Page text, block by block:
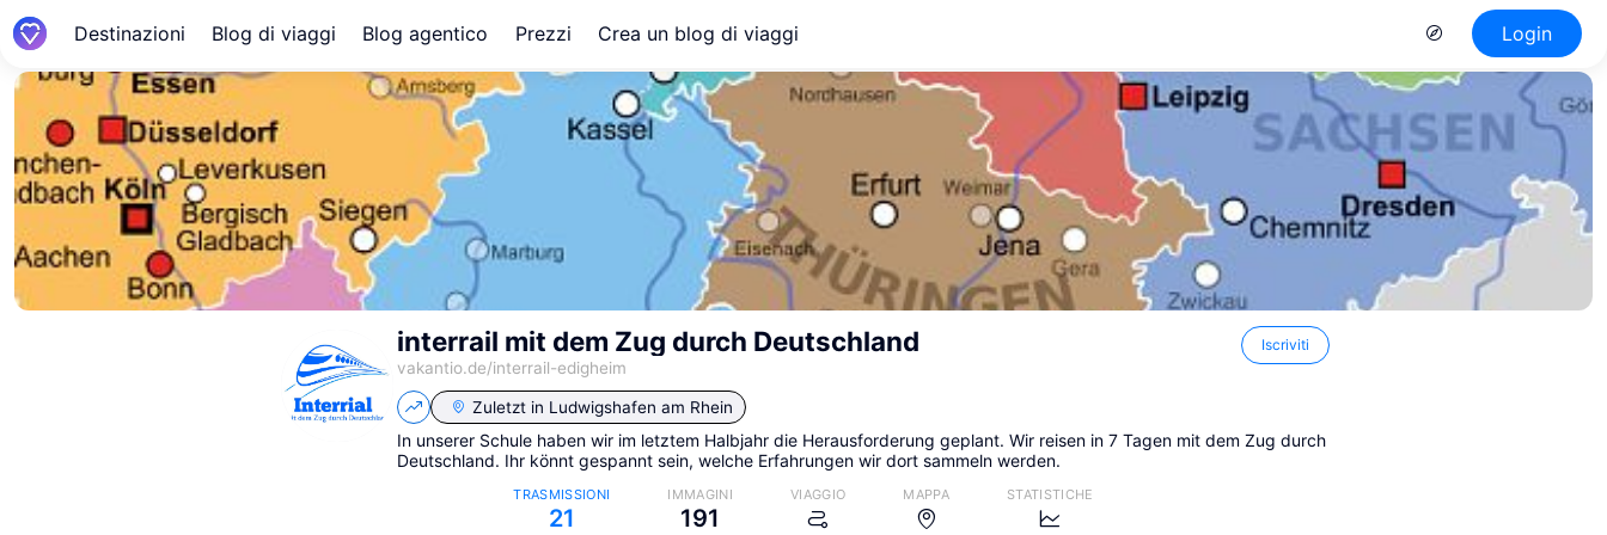
Destinazioni Blog di viaggi Blog agentico Prezzi Crea un blog di viaggi Login
interrail mit dem Zug durch Deutschland
vakantio.de/interrail-edigheim
Iscriviti
Zuletzt in Ludwigshafen am Rhein
In unserer Schule haben wir im letztem Halbjahr die Herausforderung geplant. Wir reisen in 7 Tagen mit dem Zug durch
Deutschland. Ihr könnt gespannt sein, welche Erfahrungen wir dort sammeln werden.
TRASMISSIONI
21
IMMAGINI
191
VIAGGIO MAPPA STATISTICHE